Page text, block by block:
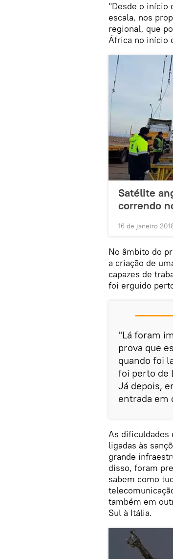
"Desde o início
escala, nos
regional, que
África no início
Satélite
correndo
16 de janeiro
No âmbito do
a criação de
capazes de
foi erguido
"Lá foram
prova que
quando foi
foi perto de
Já depois,
entrada em
As dificuldades
ligadas às
grande
disso, foram
sabem como
também em
Sul à Itália.